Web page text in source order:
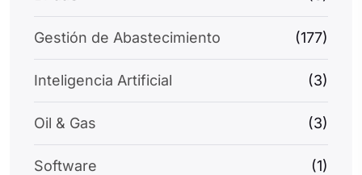
Gestión de Abastecimiento (177)
Inteligencia Artificial (3)
Oil & Gas (3)
Software (1)